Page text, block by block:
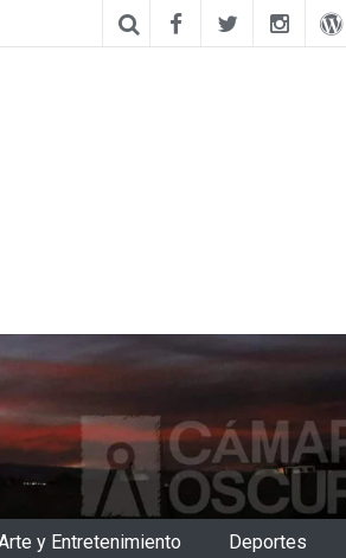
y Entretenimiento Deportes